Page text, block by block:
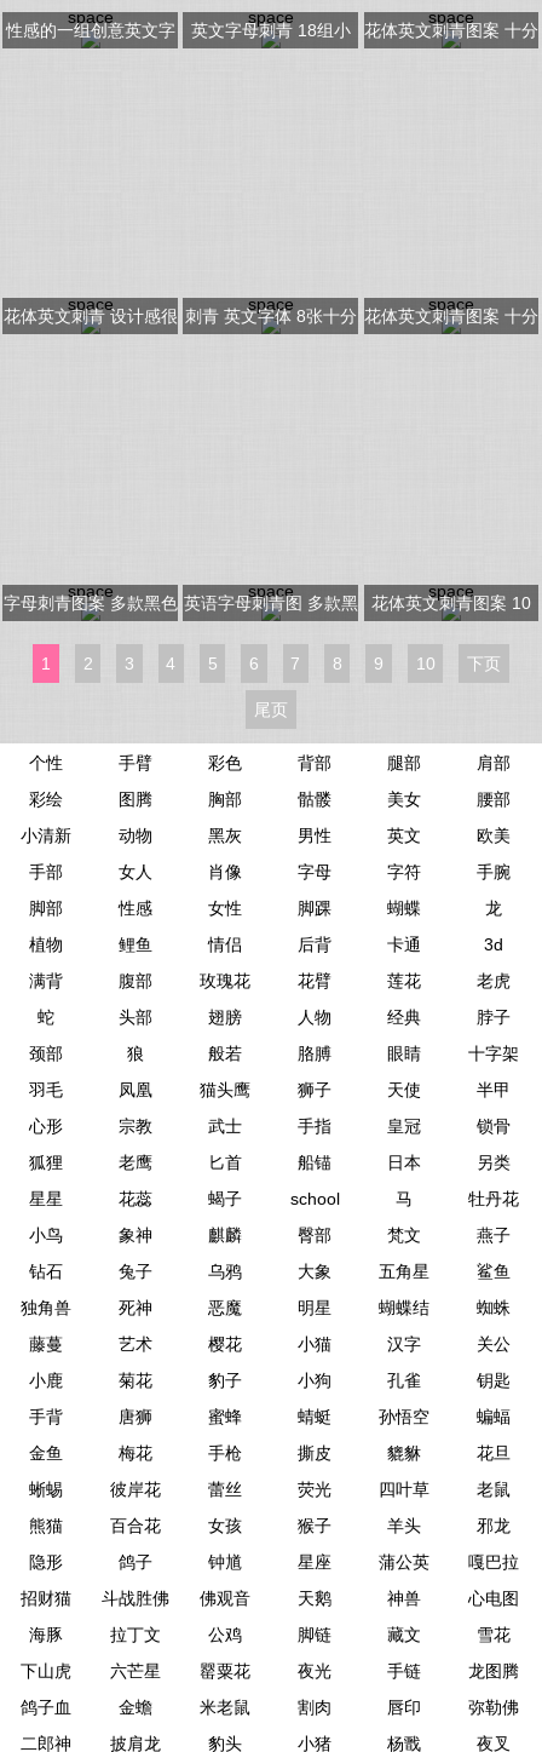
space
性感的一组创意英文字
space
英文字母刺青 18组小
space
花体英文刺青图案 十分
space
花体英文刺青 设计感很
space
刺青 英文字体 8张十分
space
花体英文刺青图案 十分
space
字母刺青图案 多款黑色
母图案图片
space
英语字母刺青图 多款黑
纹身图片
space
花体英文刺青图案 10
的花体英文图案图片
1 2 3 4 5 6 7 8 9 10 下页
尾页
个性 手臂 彩色 背部 腿部
肩部
彩绘
图腾 胸部 骷髅 美女
腰部
小清新
动物 黑灰 男性 英文
欧美
手部
女人 肖像 字母 字符
手腕
脚部
性感 女性 脚踝 蝴蝶
龙
植物
鲤鱼 情侣 后背 卡通
3d
满背
腹部 玫瑰花 花臂 莲花
老虎
蛇
头部 翅膀 人物 经典
脖子
颈部
狼 般若 胳膊 眼睛
十字架
羽毛
凤凰 猫头鹰 狮子 天使
半甲
心形
宗教 武士 手指 皇冠
锁骨
狐狸
老鹰 匕首 船锚 日本
另类
星星
花蕊 蝎子 school 马
牡丹花
小鸟
象神 麒麟 臀部 梵文
燕子
钻石
兔子 乌鸦 大象 五角星
鲨鱼
独角兽
死神 恶魔 明星 蝴蝶结
蜘蛛
藤蔓
艺术 樱花 小猫 汉字
关公
小鹿
菊花 豹子 小狗 孔雀
钥匙
手背
唐狮 蜜蜂 蜻蜓 孙悟空
蝙蝠
金鱼
梅花 手枪 撕皮 貔貅
花旦
蜥蜴
彼岸花 蕾丝 荧光 四叶草
老鼠
熊猫
百合花 女孩 猴子 羊头
邪龙
隐形
鸽子 钟馗 星座 蒲公英
嘎巴拉
招财猫
斗战胜佛 佛观音 天鹅 神兽
心电图
海豚
拉丁文 公鸡 脚链 藏文
雪花
下山虎
六芒星 罂粟花 夜光 手链
龙图腾
鸽子血
金蟾 米老鼠 割肉 唇印
弥勒佛
二郎神
披肩龙 豹头 小猪 杨戬 夜叉